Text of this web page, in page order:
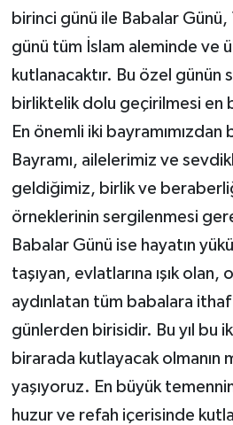
birinci günü ile Babalar
günü tüm İslam aleminde ve
kutlanacaktır. Bu özel günün
birliktelik dolu geçirilmesi en
En önemli iki bayramımızdan
Bayramı, ailelerimiz ve
geldiğimiz, birlik ve
örneklerinin sergilenmesi
Babalar Günü ise hayatın
taşıyan, evlatlarına ışık olan,
aydınlatan tüm babalara ithaf
günlerden birisidir. Bu yıl bu
birarada kutlayacak olmanın
yaşıyoruz. En büyük
huzur ve refah içerisinde